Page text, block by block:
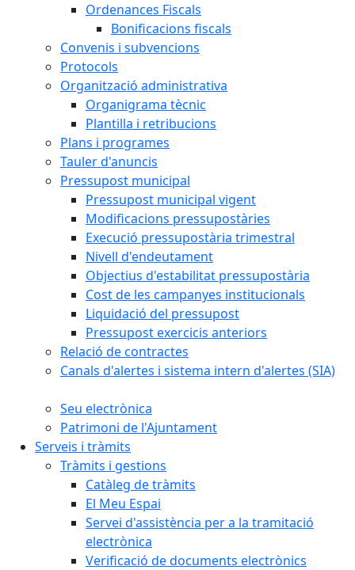
Ordenances Fiscals
Bonificacions fiscals
Convenis i subvencions
Protocols
Organització administrativa
Organigrama tècnic
Plantilla i retribucions
Plans i programes
Tauler d'anuncis
Pressupost municipal
Pressupost municipal vigent
Modificacions pressupostàries
Execució pressupostària trimestral
Nivell d'endeutament
Objectius d'estabilitat pressupostària
Cost de les campanyes institucionals
Liquidació del pressupost
Pressupost exercicis anteriors
Relació de contractes
Canals d'alertes i sistema intern d'alertes (SIA)
Seu electrònica
Patrimoni de l'Ajuntament
Serveis i tràmits
Tràmits i gestions
Catàleg de tràmits
El Meu Espai
Servei d'assistència per a la tramitació
electrònica
Verificació de documents electrònics